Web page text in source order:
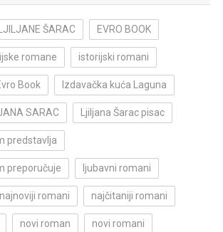
ŠARAC EVRO BOOK
romane istorijski romani
Book Izdavačka kuća Laguna
SARAC Ljiljana Šarac pisac
predstavlja
preporučuje ljubavni romani
najnoviji romani najčitaniji romani
novi roman novi romani